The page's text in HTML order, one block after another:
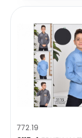
772.19